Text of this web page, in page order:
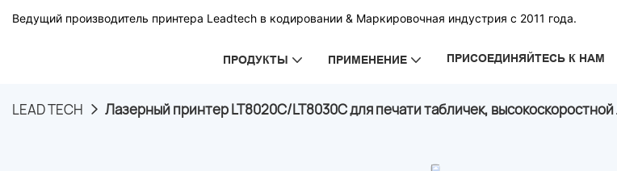
Ведущий производитель принтера Leadtech в кодировании & Маркировочная индустрия с 2011 года.
ПРОДУКТЫ ПРИМЕНЕНИЕ ПРИСОЕДИНЯЙТЕСЬ К НАМ
LEAD TECH Лазерный принтер LT8020C/LT8030C для печати табличек,